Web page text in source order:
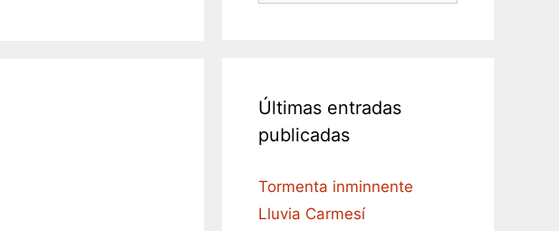
Últimas entradas
publicadas
Tormenta inminnente
Lluvia Carmesí